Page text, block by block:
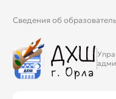
Сведения об